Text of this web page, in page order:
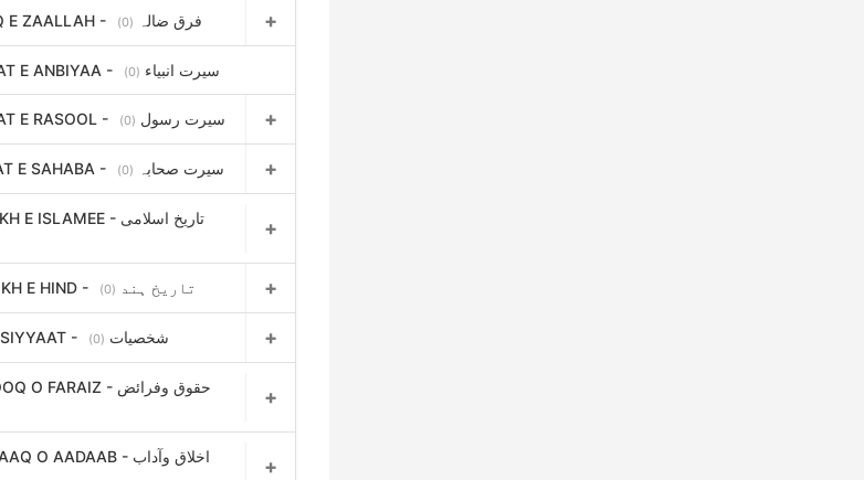
0080 - FIRAQ E ZAALLAH - فرق ضالہ (0)
0085 - SEERAT E ANBIYAA - سیرت انبیاء (0)
0090 - SEERAT E RASOOL - سیرت رسول (0)
0100 - SEERAT E SAHABA - سیرت صحابہ (0)
0110 - TAARIKH E ISLAMEE - تاریخ اسلامی
0120 - TAARIKH E HIND - تاریخ ہند (0)
0130 - SHAQSIYYAAT - شخصیات (0)
0140 - HUQOOQ O FARAIZ - حقوق وفرائض
0160 - AKHLAAQ O AADAAB - اخلاق وآداب